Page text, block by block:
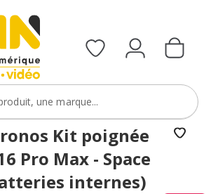
Kit poignée
Pro Max - Space
internes)